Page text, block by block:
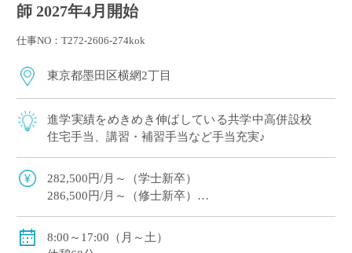
師 2027年4月開始
仕事NO：T272-2606-274kok
東京都墨田区横網2丁目
進学実績をめきめき伸ばしている共学中高併設校
住宅手当、講習・補習手当など手当充実♪
282,500円/月～（学士新卒）
286,500円/月～（修士新卒）
賞与年2回（実績/年間5.2ヶ月+100,000円※新規採用者/
年間3.53ヶ月）
8:00～17:00（月～土）